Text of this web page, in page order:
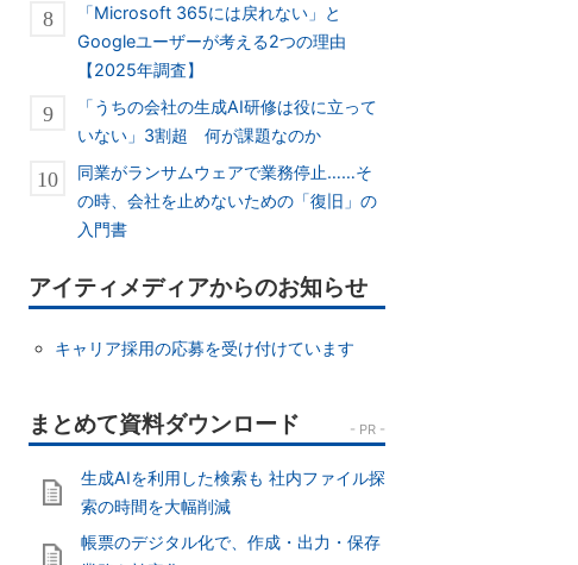
「Microsoft 365には戻れない」と
Googleユーザーが考える2つの理由
【2025年調査】
「うちの会社の生成AI研修は役に立って
いない」3割超 何が課題なのか
同業がランサムウェアで業務停止……そ
の時、会社を止めないための「復旧」の
入門書
アイティメディアからのお知らせ
キャリア採用の応募を受け付けています
生成AIを利用した検索も 社内ファイル探
索の時間を大幅削減
帳票のデジタル化で、作成・出力・保存